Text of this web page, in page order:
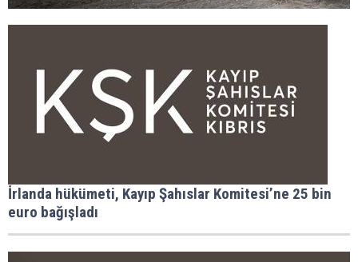
İrlanda hükümeti, Kayıp Şahıslar Komitesi’ne 25 bin
euro bağışladı